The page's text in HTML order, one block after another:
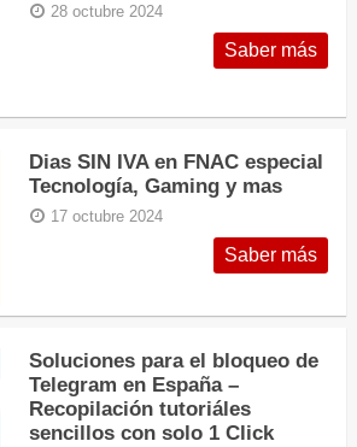
28 octubre 2024
Saber más
Dias SIN IVA en FNAC especial
Tecnología, Gaming y mas
17 octubre 2024
Saber más
Soluciones para el bloqueo de
Telegram en España –
Recopilación tutoriáles
sencillos con solo 1 Click